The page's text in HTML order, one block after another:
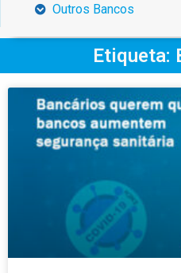
Outros Bancos
Etiqueta: